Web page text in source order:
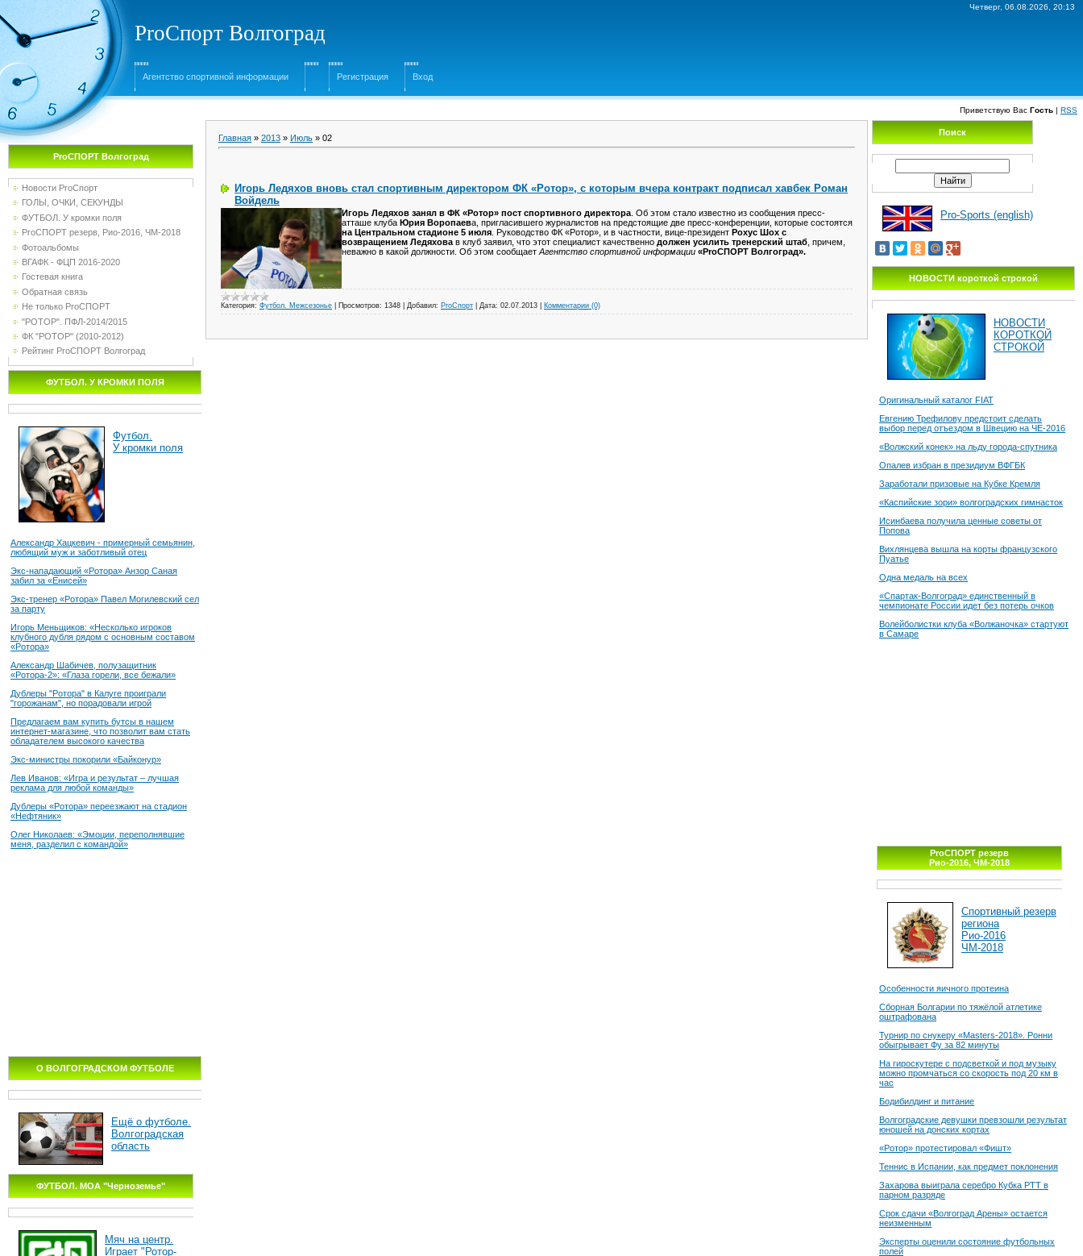
Четверг, 06.08.2026, 20:13
ProСпорт Волгоград
Агентство спортивной информации Регистрация Вход
Приветствую Вас Гость | RSS
ProСПОРТ Волгоград
Новости ProСпорт
ГОЛЫ, ОЧКИ, СЕКУНДЫ
ФУТБОЛ. У кромки поля
ProСПОРТ резерв, Рио-2016, ЧМ-2018
Фотоальбомы
ВГАФК - ФЦП 2016-2020
Гостевая книга
Обратная связь
Не только ProСПОРТ
"РОТОР". ПФЛ-2014/2015
ФК "РОТОР" (2010-2012)
Рейтинг ProСПОРТ Волгоград
ФУТБОЛ. У КРОМКИ ПОЛЯ
Футбол.
У кромки поля
Александр Хацкевич - примерный семьянин,
любящий муж и заботливый отец
Экс-нападающий «Ротора» Анзор Саная
забил за «Енисей»
Экс-тренер «Ротора» Павел Могилевский сел
за парту
Игорь Меньщиков: «Несколько игроков
клубного дубля рядом с основным составом
«Ротора»
Александр Шабичев, полузащитник
«Ротора-2»: «Глаза горели, все бежали»
Дублеры "Ротора" в Калуге проиграли
"горожанам", но порадовали игрой
Предлагаем вам купить бутсы в нашем
интернет-магазине, что позволит вам стать
обладателем высокого качества
Экс-министры покорили «Байконур»
Лев Иванов: «Игра и результат – лучшая
реклама для любой команды»
Дублеры «Ротора» переезжают на стадион
«Нефтяник»
Олег Николаев: «Эмоции, переполнявшие
меня, разделил с командой»
О ВОЛГОГРАДСКОМ ФУТБОЛЕ
Ещё о футболе.
Волгоградская
область
ФУТБОЛ. МОА "Черноземье"
Мяч на центр.
Играет "Ротор-
Главная » 2013 » Июль » 02
Игорь Ледяхов вновь стал спортивным директором ФК «Ротор», с которым вчера контракт подписал хавбек Роман
Войдель
Игорь Ледяхов занял в ФК «Ротор» пост спортивного директора . Об этом стало известно из сообщения пресс-
атташе клуба Юрия Воропаева, пригласившего журналистов на предстоящие две пресс-конференции, которые состоятся
на Центральном стадионе 5 июля . Руководство ФК «Ротор», и в частности, вице-президент Рохус Шох с
возвращением Ледяхова в клуб заявил, что этот специалист качественно должен усилить тренерский штаб , причем,
неважно в какой должности. Об этом сообщает Агентство спортивной информации «ProСПОРТ Волгоград».
Категория: Футбол. Межсезонье Просмотров: 1348 Добавил: ProСпорт Дата: 02.07.2013 Комментарии (0)
Поиск
Pro-Sports (english)
НОВОСТИ короткой строкой
НОВОСТИ
КОРОТКОЙ
СТРОКОЙ
Оригинальный каталог FIAT
Евгению Трефилову предстоит сделать
выбор перед отъездом в Швецию на ЧЕ-2016
«Волжский конек» на льду города-спутника
Опалев избран в президиум ВФГБК
Заработали призовые на Кубке Кремля
«Каспийские зори» волгоградских гимнасток
Исинбаева получила ценные советы от
Попова
Вихлянцева вышла на корты французского
Пуатье
Одна медаль на всех
«Спартак-Волгоград» единственный в
чемпионате России идет без потерь очков
Волейболистки клуба «Волжаночка» стартуют
в Самаре
ProСПОРТ резерв
Рио-2016, ЧМ-2018
Спортивный резерв
региона
Рио-2016
ЧМ-2018
Особенности яичного протеина
Сборная Болгарии по тяжёлой атлетике
оштрафована
Турнир по снукеру «Masters-2018». Ронни
обыгрывает Фу за 82 минуты
На гироскутере с подсветкой и под музыку
можно промчаться со скорость под 20 км в
час
Бодибилдинг и питание
Волгоградские девушки превзошли результат
юношей на донских кортах
«Ротор» протестировал «Фишт»
Теннис в Испании, как предмет поклонения
Захарова выиграла серебро Кубка РТТ в
парном разряде
Срок сдачи «Волгоград Арены» остается
неизменным
Эксперты оценили состояние футбольных
полей